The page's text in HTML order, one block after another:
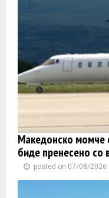
Македонско момче
биде пренесено со
posted on 07/08/2026